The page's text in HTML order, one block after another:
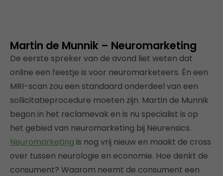
Martin de Munnik – Neuromarketing
De eerste spreker van de avond liet weten dat
online een feestje is voor neuromarketeers. Én een
MRI-scan zou een standaard onderdeel van een
sollicitatieprocedure moeten zijn. Martin de Munnik
begon in het reclamevak en is nu specialist is op
het gebied van neuromarketing bij Neurensics.
Neuromarketing is nog vrij nieuw en maakt de cross
over tussen neurologie en economie. Hoe denkt de
consument? Waarom neemt de consument een